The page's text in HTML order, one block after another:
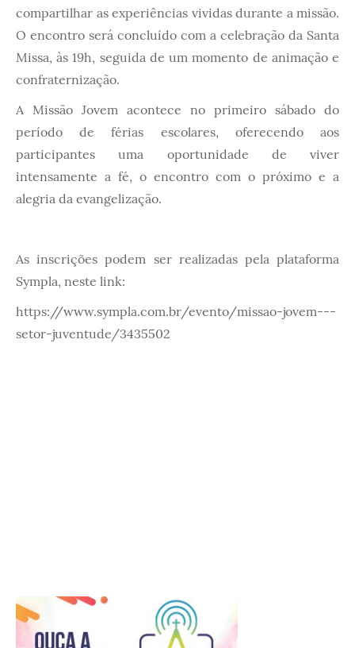
compartilhar as experiências vividas durante a missão.
O encontro será concluído com a celebração da Santa
Missa, às 19h, seguida de um momento de animação e
confraternização.
A Missão Jovem acontece no primeiro sábado do
período de férias escolares, oferecendo aos
participantes uma oportunidade de viver
intensamente a fé, o encontro com o próximo e a
alegria da evangelização.
As inscrições podem ser realizadas pela plataforma
Sympla, neste link:
https://www.sympla.com.br/evento/missao-jovem---
setor-juventude/3435502